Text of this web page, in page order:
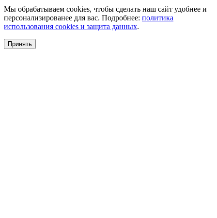
Мы обрабатываем cookies, чтобы сделать наш сайт удобнее и
персонализированее для вас. Подробнее: политика
использования cookies и защита данных.
Принять